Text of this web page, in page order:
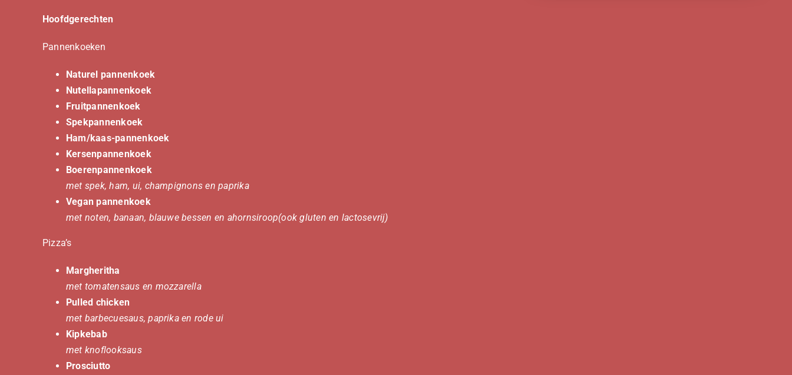
Hoofdgerechten
Pannenkoeken
Naturel pannenkoek
Nutellapannenkoek
Fruitpannenkoek
Spekpannenkoek
Ham/kaas-pannenkoek
Kersenpannenkoek
Boerenpannenkoek
met spek, ham, ui, champignons en paprika
Vegan pannenkoek
met noten, banaan, blauwe bessen en ahornsiroop(ook gluten en lactosevrij)
Pizza’s
Margheritha
met tomatensaus en mozzarella
Pulled chicken
met barbecuesaus, paprika en rode ui
Kipkebab
met knoflooksaus
Prosciutto